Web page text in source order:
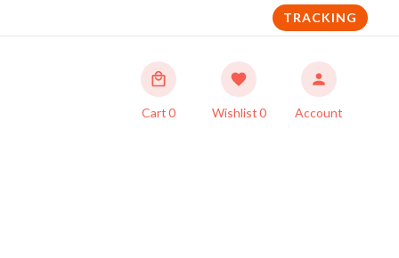
TRACKING
Cart0 Wishlist0 Account